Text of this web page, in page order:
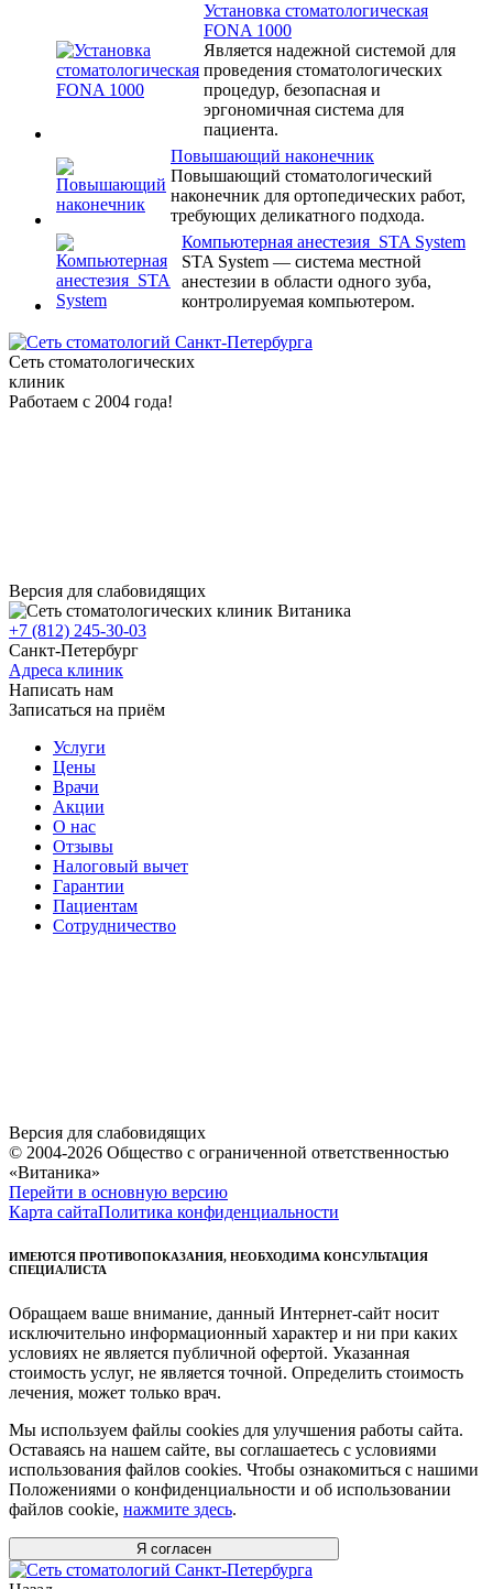
клиники
Установка стоматологическая
FONA 1000
Является надежной системой для
проведения стоматологических
процедур, безопасная и
эргономичная система для
пациента.
Повышающий наконечник
Повышающий стоматологический
наконечник для ортопедических работ,
требующих деликатного подхода.
Компьютерная анестезия STA System
STA System — система местной
анестезии в области одного зуба,
контролируемая компьютером.
Сеть стоматологических
клиник
Работаем с 2004 года!
Версия для слабовидящих
+7 (812) 245-30-03
Санкт-Петербург
Адреса клиник
Написать нам
Записаться на приём
Услуги
Цены
Врачи
Акции
О нас
Отзывы
Налоговый вычет
Гарантии
Пациентам
Сотрудничество
Версия для слабовидящих
© 2004-2026 Общество с ограниченной ответственностью
«Витаника»
Перейти в основную версию
Карта сайтаПолитика конфиденциальности
ИМЕЮТСЯ ПРОТИВОПОКАЗАНИЯ, НЕОБХОДИМА КОНСУЛЬТАЦИЯ
СПЕЦИАЛИСТА
Обращаем ваше внимание, данный Интернет-сайт носит
исключительно информационный характер и ни при каких
условиях не является публичной офертой. Указанная
стоимость услуг, не является точной. Определить стоимость
лечения, может только врач.
Мы используем файлы cookies для улучшения работы сайта.
Оставаясь на нашем сайте, вы соглашаетесь с условиями
использования файлов cookies. Чтобы ознакомиться с нашими
Положениями о конфиденциальности и об использовании
файлов cookie, нажмите здесь.
Я согласен